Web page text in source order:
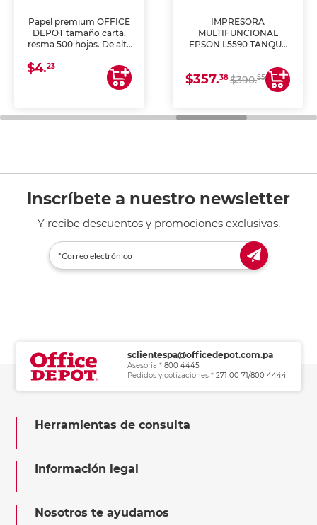
Papel premium OFFICE
DEPOT tamaño carta,
resma 500 hojas. De alta
uniforme, ideal para
impresoras de inyección
de tinta y láser,
general de oficina.
$4.23
IMPRESORA
MULTIFUNCIONAL
EPSON L5590 TANQUE
COPIA Y ESCANEA)
$357.38$390.55
Inscríbete a nuestro newsletter
Y recibe descuentos y promociones exclusivas.
sclientespa@officedepot.com.pa
Asesoría * 800 4445
Pedidos y cotizaciones * 271 00 71/800 4444
Herramientas de consulta
Información legal
Nosotros te ayudamos